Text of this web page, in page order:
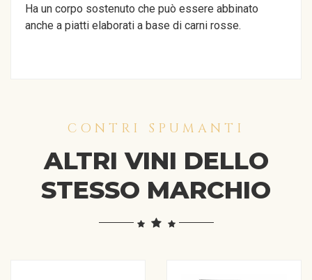
Ha un corpo sostenuto che può essere abbinato
anche a piatti elaborati a base di carni rosse.
CONTRI SPUMANTI
ALTRI VINI DELLO
STESSO MARCHIO